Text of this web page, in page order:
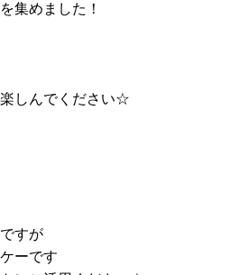
集めました！
しんでください☆
すが
ーです